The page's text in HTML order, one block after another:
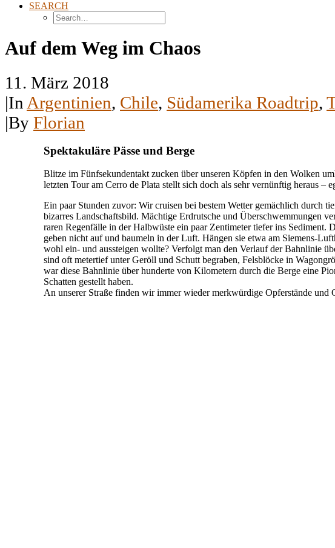
SEARCH
Auf dem Weg im Chaos
11. März 2018
|In Argentinien, Chile, Südamerika Roadtrip,
|By Florian
Spektakuläre Pässe und Berge
Blitze im Fünfsekundentakt zucken über unseren Köpfen in den Wolken
letzten Tour am Cerro de Plata stellt sich doch als sehr vernünftig heraus –
Ein paar Stunden zuvor: Wir cruisen bei bestem Wetter gemächlich durch
bizarres Landschaftsbild. Mächtige Erdrutsche und Überschwemmungen
raren Regenfälle in der Halbwüste ein paar Zentimeter tiefer ins
geben nicht auf und baumeln in der Luft. Hängen sie etwa am Siemens-
wohl ein- und aussteigen wollte? Verfolgt man den Verlauf der Bahnlinie
sind oft metertief unter Geröll und Schutt begraben, Felsblöcke in
war diese Bahnlinie über hunderte von Kilometern durch die Berge eine
Schatten gestellt haben.
An unserer Straße finden wir immer wieder merkwürdige Opferstände und